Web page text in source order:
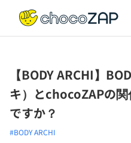
【BODY ARCHI】
キ）とchocoZAPの
ですか？
#BODY ARCHI